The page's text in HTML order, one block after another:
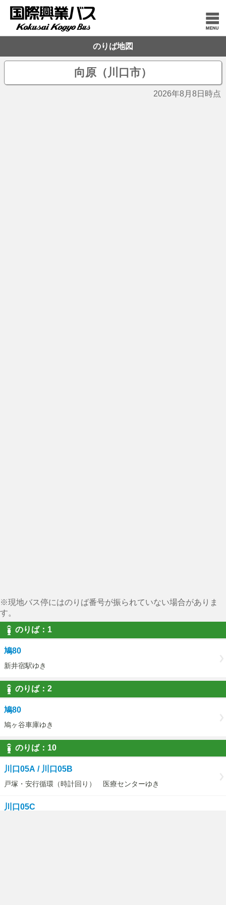
のりば地図
向原（川口市）
2026年8月8日時点
※現地バス停にはのりば番号が振られていない場合がありま
す。
のりば：1
鳩80
新井宿駅ゆき
のりば：2
鳩80
鳩ヶ谷車庫ゆき
のりば：10
川口05A / 川口05B
戸塚・安行循環（時計回り） 医療センターゆき
川口05C